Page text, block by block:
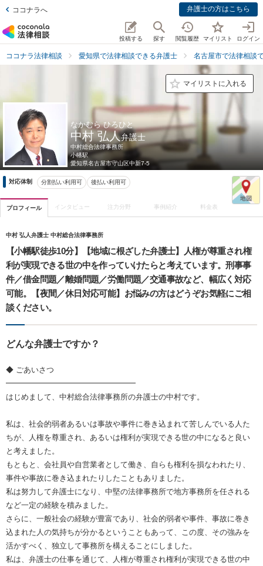
ココナラへ 弁護士の方はこちら
投稿する 探す 閲覧履歴 マイリスト ログイン
ココナラ法律相談 愛知県で法律相談できる弁護士 名古屋市で法律相談
マイリストに入れる
なかむら ひろひと
中村 弘人弁護士
中村総合法律事務所
小幡駅
愛知県名古屋市守山区中新7-5
対応体制 分割払い利用可 後払い利用可
プロフィール インタビュー 注力分野 事例紹介 料金表
中村 弘人弁護士 中村総合法律事務所
【小幡駅徒歩10分】【地域に根ざした弁護士】人権が尊重され権
利が実現できる世の中を作っていけたらと考えています。刑事事
件／借金問題／離婚問題／労働問題／交通事故など、幅広く対応
可能。【夜間／休日対応可能】お悩みの方はどうぞお気軽にご相
談ください。
どんな弁護士ですか？
◆ ごあいさつ
━━━━━━━━━━━━━━━━━
はじめまして、中村総合法律事務所の弁護士の中村です。
私は、社会的弱者あるいは事故や事件に巻き込まれて苦しんでいる人た
ちが、人権を尊重され、あるいは権利が実現できる世の中になると良い
と考えました。
もともと、会社員や自営業者として働き、自らも権利を損なわれたり、
事件や事故に巻き込まれたりしたこともありました。
私は努力して弁護士になり、中堅の法律事務所で地方事務所を任される
など一定の経験を積みました。
さらに、一般社会の経験が豊富であり、社会的弱者や事件、事故に巻き
込まれた人の気持ちが分かるということもあって、この度、その強みを
活かすべく、独立して事務所を構えることにしました。
私は、弁護士の仕事を通じて、人権が尊重され権利が実現できる世の中